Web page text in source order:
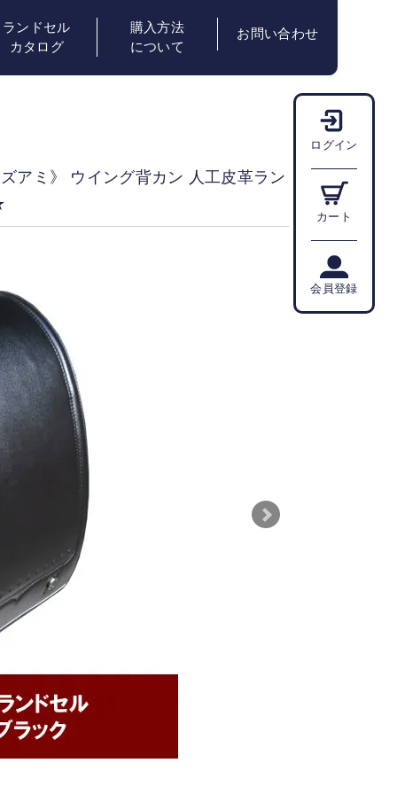
ランドセル
カタログ
購入方法
について
お問い合わせ
ログイン
カート
会員登録
アミ》 ウイング背カン 人工皮革ラン